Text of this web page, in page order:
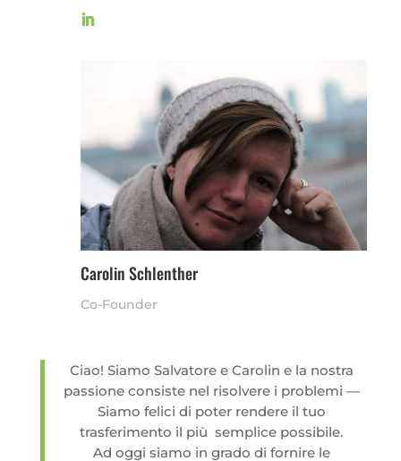
Carolin Schlenther
Co-Founder
Ciao! Siamo Salvatore e Carolin e la nostra
passione consiste nel risolvere i problemi —
Siamo felici di poter rendere il tuo
trasferimento il più semplice possibile.
Ad oggi siamo in grado di fornire le